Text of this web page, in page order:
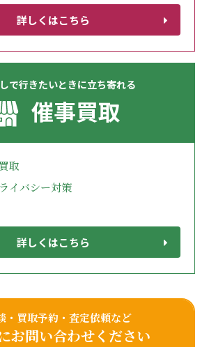
詳しくはこちら
で行きたいときに立ち寄れる
催事買取
取
イバシー対策
詳しくはこちら
・買取予約・査定依頼など
お問い合わせください